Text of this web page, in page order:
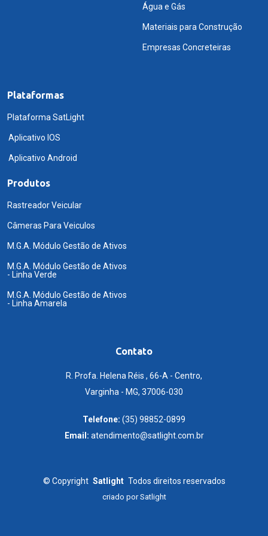
Água e Gás
Materiais para Construção
Empresas Concreteiras
Plataformas
Plataforma SatLight
Aplicativo IOS
Aplicativo Android
Produtos
Rastreador Veicular
Câmeras Para Veiculos
M.G.A. Módulo Gestão de Ativos
M.G.A. Módulo Gestão de Ativos
- Linha Verde
M.G.A. Módulo Gestão de Ativos
- Linha Amarela
Contato
R. Profa. Helena Réis , 66-A - Centro,
Varginha - MG, 37006-030
Telefone: (35) 98852-0899
Email: atendimento@satlight.com.br
© Copyright Satlight Todos direitos reservados
criado porSatlight